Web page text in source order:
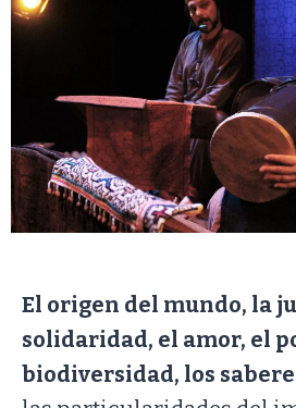
El origen del mundo, la
solidaridad, el amor, el
biodiversidad, los